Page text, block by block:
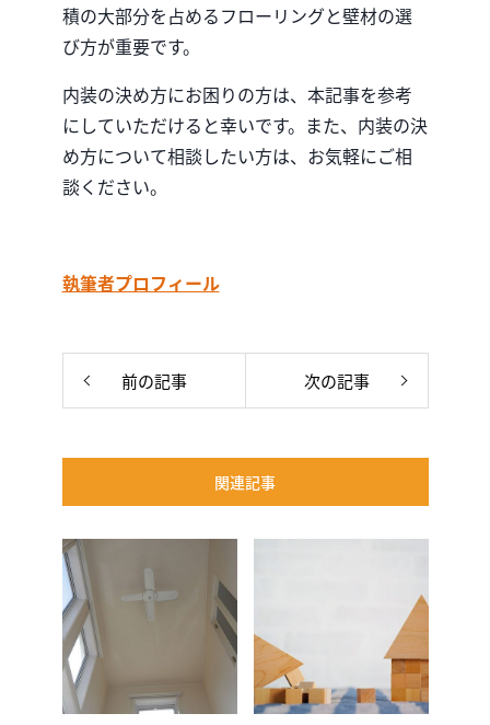
積の大部分を占めるフローリングと壁材の選
び方が重要です。
内装の決め方にお困りの方は、本記事を参考
にしていただけると幸いです。また、内装の決
め方について相談したい方は、お気軽にご相
談ください。
執筆者プロフィール
前の記事 次の記事
関連記事